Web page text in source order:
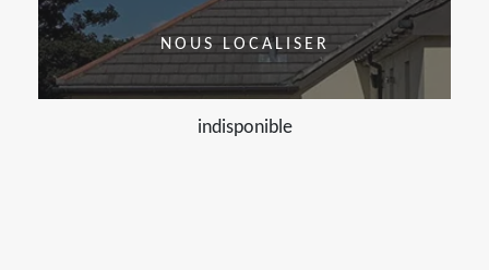
NOUS LOCALISER
indisponible